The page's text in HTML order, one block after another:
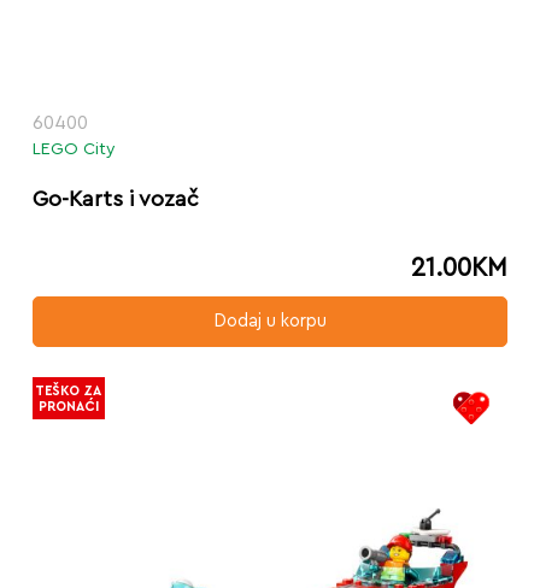
60400
LEGO City
Go-Karts i vozač
21.00KM
Dodaj u korpu
TEŠKO ZA
PRONAĆI